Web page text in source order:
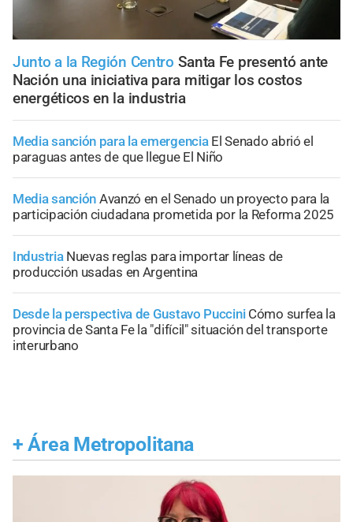
Junto a la Región Centro Santa Fe presentó ante
Nación una iniciativa para mitigar los costos
energéticos en la industria
Media sanción para la emergencia El Senado abrió el
paraguas antes de que llegue El Niño
Media sanción Avanzó en el Senado un proyecto para la
participación ciudadana prometida por la Reforma 2025
Industria Nuevas reglas para importar líneas de
producción usadas en Argentina
Desde la perspectiva de Gustavo Puccini Cómo surfea la
provincia de Santa Fe la "difícil" situación del transporte
interurbano
+ Área Metropolitana